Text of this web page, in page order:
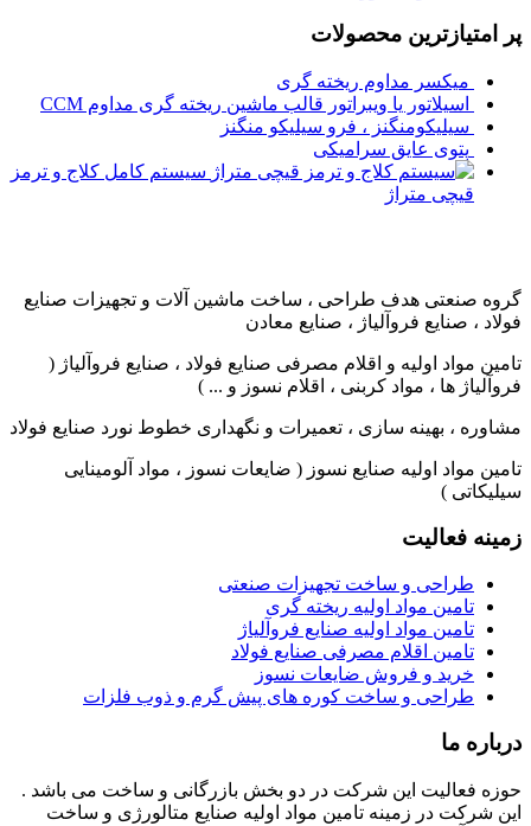
پر امتیازترین محصولات
میکسر مداوم ریخته گری
اسیلاتور یا ویبراتور قالب ماشین ریخته گری مداوم CCM
سیلیکومنگنز ، فرو سیلیکو منگنز
پتوی عایق سرامیکی
سیستم کامل کلاج و ترمز
قیچی متراژ
گروه صنعتی هدف طراحی ، ساخت ماشین آلات و تجهیزات صنایع
فولاد ، صنایع فروآلیاژ ، صنایع معادن
تامین مواد اولیه و اقلام مصرفی صنایع فولاد ، صنایع فروآلیاژ (
فروآلیاژ ها ، مواد کربنی ، اقلام نسوز و ... )
مشاوره ، بهینه سازی ، تعمیرات و نگهداری خطوط نورد صنایع فولاد
تامین مواد اولیه صنایع نسوز ( ضایعات نسوز ، مواد آلومینایی
سیلیکاتی )
زمینه فعالیت
طراحی و ساخت تجهیزات صنعتی
تامین مواد اولیه ریخته گری
تامین مواد اولیه صنایع فروآلیاژ
تامین اقلام مصرفی صنایع فولاد
خرید و فروش ضایعات نسوز
طراحی و ساخت کوره های پیش گرم و ذوب فلزات
درباره ما
حوزه فعالیت این شرکت در دو بخش بازرگانی و ساخت می باشد .
این شرکت در زمینه تامین مواد اولیه صنایع متالورژی و ساخت